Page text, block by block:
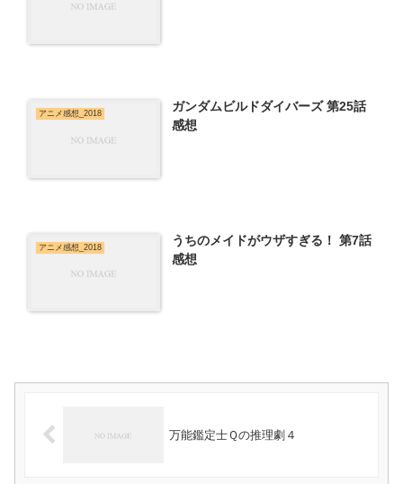
アニメ感想_2018
ガンダムビルドダイバーズ 第25話
感想
アニメ感想_2018
うちのメイドがウザすぎる！ 第7話
感想
万能鑑定士Ｑの推理劇４